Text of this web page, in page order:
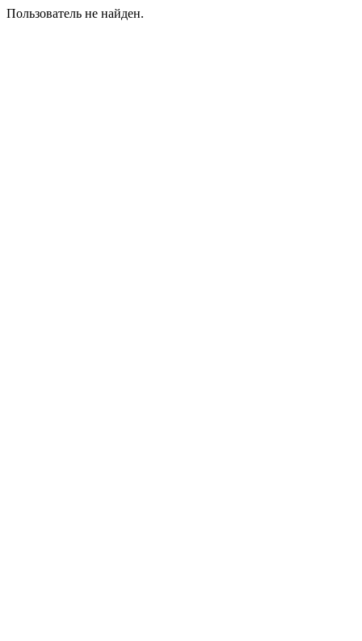
Пользователь не найден.